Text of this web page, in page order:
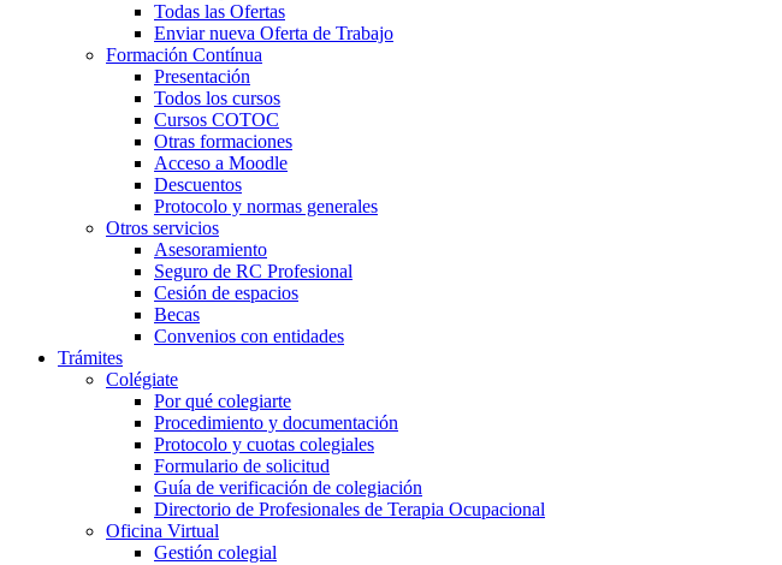
Todas las Ofertas
Enviar nueva Oferta de Trabajo
Formación Contínua
Presentación
Todos los cursos
Cursos COTOC
Otras formaciones
Acceso a Moodle
Descuentos
Protocolo y normas generales
Otros servicios
Asesoramiento
Seguro de RC Profesional
Cesión de espacios
Becas
Convenios con entidades
Trámites
Colégiate
Por qué colegiarte
Procedimiento y documentación
Protocolo y cuotas colegiales
Formulario de solicitud
Guía de verificación de colegiación
Directorio de Profesionales de Terapia Ocupacional
Oficina Virtual
Gestión colegial